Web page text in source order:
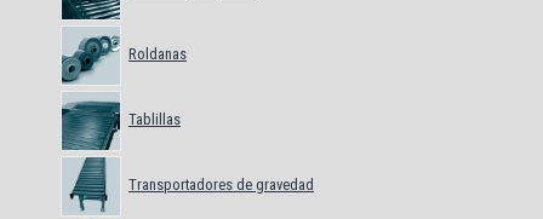
Roldanas
Tablillas
Transportadores de gravedad